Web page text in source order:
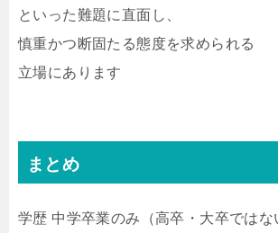
といった難題に直面し、
慎重かつ断固たる態度を求められる
立場にあります
まとめ
学歴 中学卒業のみ（高卒・大卒ではな